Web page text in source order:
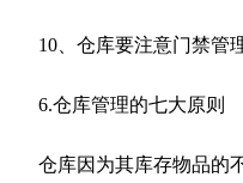
10、仓库要注意门禁管理
6.仓库管理的七大原则
仓库因为其库存物品的不